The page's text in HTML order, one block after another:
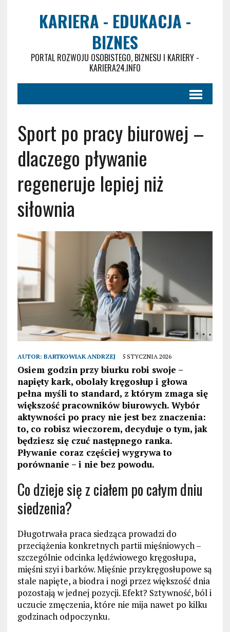
KARIERA - EDUKACJA -
BIZNES
PORTAL ROZWOJU OSOBISTEGO, BIZNESU I KARIERY -
KARIERA24.INFO
Sport po pracy biurowej –
dlaczego pływanie
regeneruje lepiej niż
siłownia
AUTOR: BARTKOWIAK ANDRZEJ 5 STYCZNIA 2026
Osiem godzin przy biurku robi swoje –
napięty kark, obolały kręgosłup i głowa
pełna myśli to standard, z którym zmaga się
większość pracowników biurowych. Wybór
aktywności po pracy nie jest bez znaczenia:
to, co robisz wieczorem, decyduje o tym, jak
będziesz się czuć następnego ranka.
Pływanie coraz częściej wygrywa to
porównanie – i nie bez powodu.
Co dzieje się z ciałem po całym dniu
siedzenia?
Długotrwała praca siedząca prowadzi do
przeciążenia konkretnych partii mięśniowych –
szczególnie odcinka lędźwiowego kręgosłupa,
mięśni szyi i barków. Mięśnie przykręgosłupowe są
stale napięte, a biodra i nogi przez większość dnia
pozostają w jednej pozycji. Efekt? Sztywność, ból i
uczucie zmęczenia, które nie mija nawet po kilku
godzinach odpoczynku.